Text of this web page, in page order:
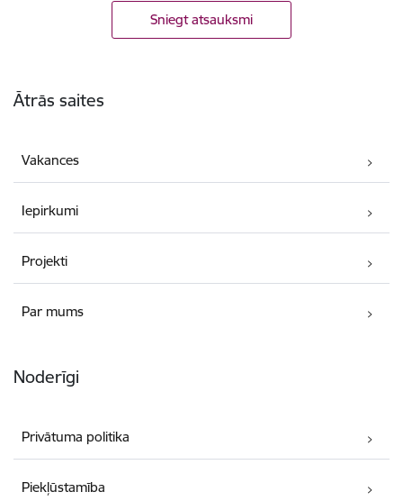
Sniegt atsauksmi
Ātrās saites
Vakances
Iepirkumi
Projekti
Par mums
Noderīgi
Privātuma politika
Piekļūstamība